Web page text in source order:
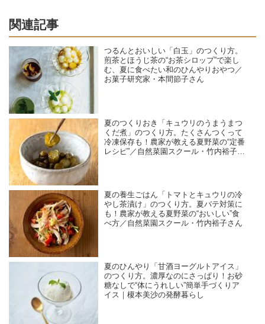
関連記事
つるんとおいしい「白玉」のつくり方。
煎茶とほうじ茶の“お茶シロップ”で楽し
む、夏に食べたい和のひんやりおやつ／
お菓子研究家・本間節子さん
夏のつくりおき「キュウリのうまうまつ
くだ煮」のつくり方。たくさんつくって
冷凍保存も！農家が教える夏野菜の“定番
レシピ”／自然菜園スクール・竹内裕子さ
夏の養生ごはん「トマトとキュウリの冷
やし茶漬け」のつくり方。夏バテ対策に
も！農家が教える夏野菜の“おいしい”食
べ方／自然菜園スクール・竹内裕子さん
夏のひんやり「甘酒ヨーグルトアイス」
のつくり方。濃厚なのにさっぱり！お砂
糖なしで“体にうれしい”簡単手づくりア
イス｜榎本美沙の発酵暮らし